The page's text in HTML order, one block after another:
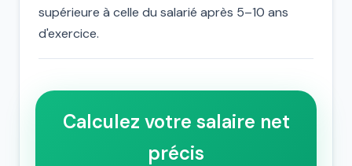
supérieure à celle du salarié après 5–10 ans
d'exercice.
Calculez votre salaire net
précis